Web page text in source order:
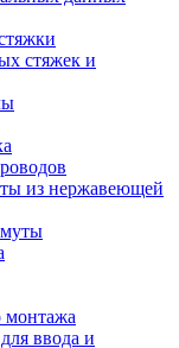
стяжек и
из нержавеющей
монтажа
ввода и